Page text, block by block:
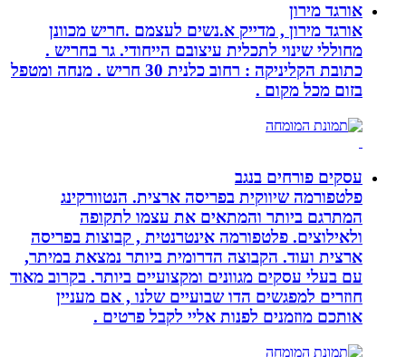
אורגד מירון
אורגד מירון , מדייק א.נשים לעצמם .חריש מכוונן
מחוללי שינוי לתכלית עיצובם הייחודי. גר בחריש .
כתובת הקליניקה : רחוב כלנית 30 חריש . מנחה ומטפל
בזום מכל מקום .
עסקים פורחים בנגב
פלטפורמה שיווקית בפריסה ארצית. הנטוורקינג
המתרגם ביותר והמתאים את עצמו לתקופה
ולאילוצים. פלטפורמה אינטרנטית , קבוצות בפריסה
ארצית ועוד. הקבוצה הדרומית ביותר נמצאת במיתר,
עם בעלי עסקים מגוונים ומקצועיים ביותר. בקרוב מאוד
חוזרים למפגשים הדו שבועיים שלנו , אם מעניין
אותכם מוזמנים לפנות אליי לקבל פרטים .